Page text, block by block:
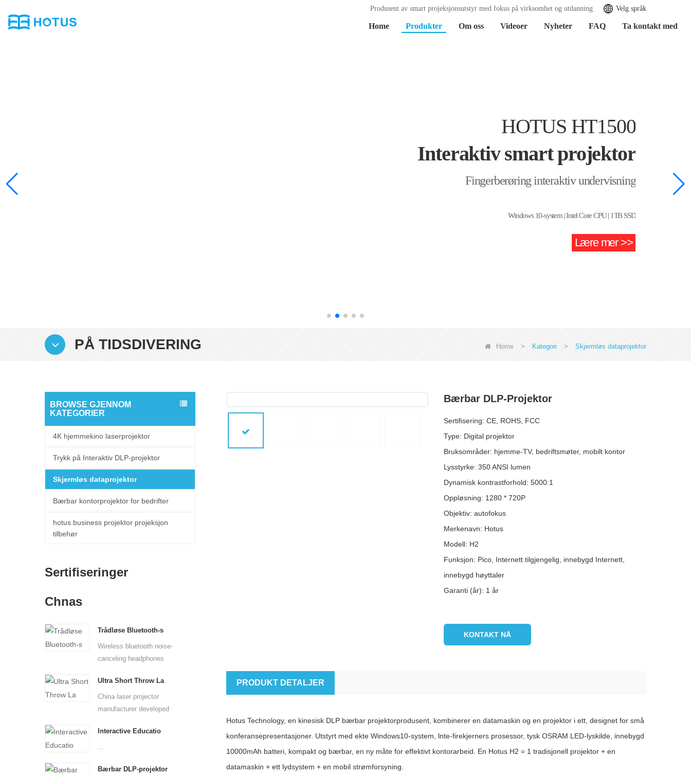
Velg språk
Produsent av smart projeksjonsutstyr med fokus på virksomhet og utdanning
Home Produkter Om oss Videoer Nyheter FAQ Ta kontakt med
HOTUS HT1500
Interaktiv smart projektor
Fingerberøring interaktiv undervisning
Windows 10-system | Intel Core CPU | 1TB SSD
Lære mer >>
PÅ TIDSDIVERING Home > Kategori > Skjermløs dataprojektor
BROWSE GJENNOM
KATEGORIER
4K hjemmekino laserprojektor
Trykk på Interaktiv DLP-projektor
Skjermløs dataprojektor
Bærbar kontorprojektor for bedrifter
hotus business projektor projeksjon
tilbehør
Sertifiseringer
Chnas
Trådløse Bluetooth-s
Wireless bluetooth noise-
canceling headphones
Ultra Short Throw La
China laser projector
manufacturer developed
Interactive Educatio
...
Bærbar DLP-projektor
Bærbar DLP-Projektor
Sertifisering: CE, ROHS, FCC
Type: Digital projektor
Bruksområder: hjemme-TV, bedriftsmøter, mobilt kontor
Lysstyrke: 350 ANSI lumen
Dynamisk kontrastforhold: 5000:1
Oppløsning: 1280 * 720P
Objektiv: autofokus
Merkenavn: Hotus
Modell: H2
Funksjon: Pico, Internett tilgjengelig, innebygd Internett,
innebygd høyttaler
Garanti (år): 1 år
KONTAKT NÅ
PRODUKT DETALJER
Hotus Technology, en kinesisk DLP bærbar projektorprodusent, kombinerer en datamaskin og en projektor i ett, designet for små
konferansepresentasjoner. Utstyrt med ekte Windows10-system, lnte-firekjerners prosessor, tysk OSRAM LED-lyskilde, innebygd
10000mAh batteri, kompakt og bærbar, en ny måte for effektivt kontorarbeid. En Hotus H2 = 1 tradisjonell projektor + en
datamaskin + ett lydsystem + en mobil strømforsyning.